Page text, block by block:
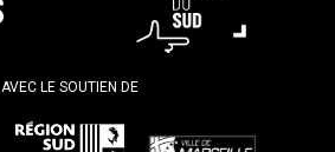
AVEC LE SOUTIEN DE